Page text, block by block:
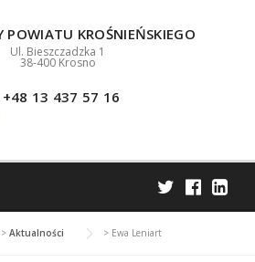
POWIATU KROŚNIEŃSKIEGO
Ul. Bieszczadzka 1
38-400 Krosno
+48 13 437 57 16
> Aktualności > Ewa Leniart